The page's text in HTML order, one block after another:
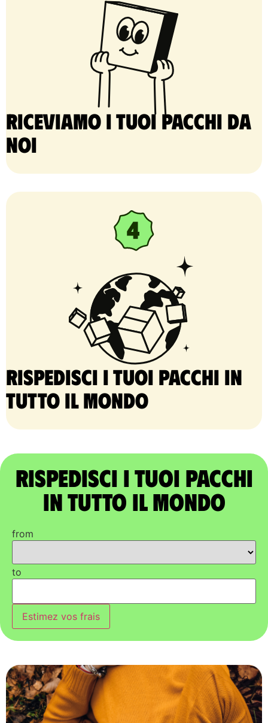
Riceviamo i tuoi pacchi da
noi
Rispedisci i tuoi pacchi in
tutto il mondo
Rispedisci i tuoi pacchi
in tutto il mondo
from
to
Estimez vos frais